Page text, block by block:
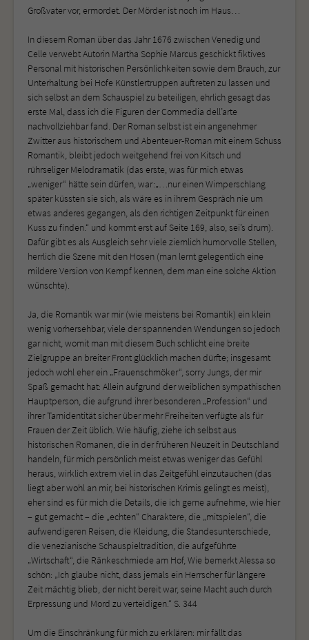
Großvater vor, ermordet. Der Mörder ist noch im Haus…
In diesem Roman über das Jahr 1676 zwischen Venedig und
Celle verwebt Autorin Martha Sophie Marcus geschickt fiktives
Personal mit historischen Persönlichkeiten sowie dem Brauch, zur
Unterhaltung bei Hofe Künstlertruppen auftreten zu lassen und
sich selbst an dem Schauspiel zu beteiligen, ehrlich gesagt das
erste Mal, dass ich die Figuren der Commedia dell’arte
nachvollziehbar fand. Der Roman selbst ist ein angenehmer
Zwitter aus historischem und Abenteuer-Roman mit einem Schuss
Romantik, bleibt jedoch weitgehend frei von Kitsch und
rührseliger Melodramatik (das erste, was für mich etwas
„weniger“ hätte sein dürfen, war:„…nur einen Wimperschlang
später küssten sie sich, als wäre es in ihrem Gespräch nie um
etwas anderes gegangen, als den richtigen Zeitpunkt für einen
Kuss zu finden.“ und kommt erst auf Seite 169, also, sei’s drum).
Dafür gibt es als Ausgleich sehr viele ziemlich humorvolle Stellen,
herrlich die Szene mit den Hosen (man lernt gelegentlich eine
mildere Version von Kempf kennen, dem man eine solche Aktion
wünschte).
Ja, die Romantik war mir (wie meistens bei Romantik) ein klein
wenig vorhersehbar, viele der spannenden Wendungen so jedoch
gar nicht, womit man mit diesem Buch schlicht eine breite
Zielgruppe an breiter Front glücklich machen dürfte; insgesamt
jedoch wohl eher ein „Frauenschmöker“, sorry Jungs, der mir
Spaß gemacht hat: Allein aufgrund der weiblichen sympathischen
Hauptperson, die aufgrund ihrer besonderen „Profession“ und
ihrer Tarnidentität sicher über mehr Freiheiten verfügte als für
Frauen der Zeit üblich. Wie häufig, ziehe ich selbst aus
historischen Romanen, die in der früheren Neuzeit in Deutschland
handeln, für mich persönlich meist etwas weniger das Gefühl
heraus, wirklich extrem viel in das Zeitgefühl einzutauchen (das
liegt aber wohl an mir, bei historischen Krimis gelingt es meist),
eher sind es für mich die Details, die ich gerne aufnehme, wie hier
– gut gemacht – die „echten“ Charaktere, die „mitspielen“, die
aufwendigeren Reisen, die Kleidung, die Standesunterschiede,
die venezianische Schauspieltradition, die aufgeführte
„Wirtschaft“, die Ränkeschmiede am Hof, Wie bemerkt Alessa so
schön: „Ich glaube nicht, dass jemals ein Herrscher für längere
Zeit mächtig blieb, der nicht bereit war, seine Macht auch durch
Erpressung und Mord zu verteidigen.“ S. 344
Um die Einschränkung für mich zu erklären: mir fällt das